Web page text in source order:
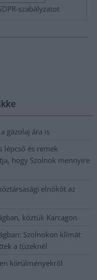
szabályzatot
gázolaj ára is
lépcső és remek
hogy Szolnok mennyire
elnököt az
köztük Karcagon
Szolnokon klímát
a tüzeknél
körülményekről